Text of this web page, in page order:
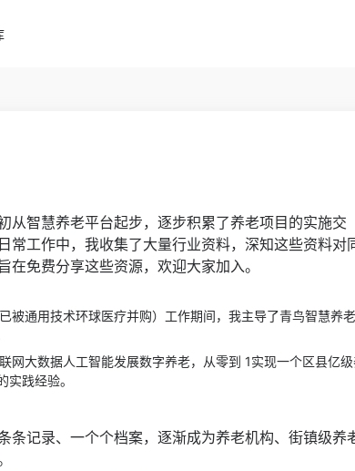
从智慧养老平台起步，逐步积累了养老项目的实施交
常工作中，我收集了大量行业资料，深知这些资料对
免费分享这些资源，欢迎大家加入。
被通用技术环球医疗并购）工作期间，我主导了青鸟智慧养
网大数据人工智能发展数字养老，从零到 1实现一个区县亿
践经验。
条记录、一个个档案，逐渐成为养老机构、街镇级养